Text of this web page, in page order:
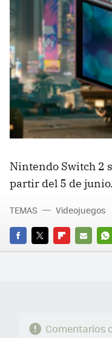
Nintendo Switch 2
partir del 5 de junio.
FACEBOOK
TWITTERFLIPBOARD
E-
TEMAS Videojuegos
Comentarios